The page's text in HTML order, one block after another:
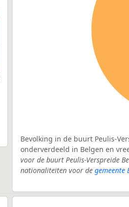
Bevolking in de buurt Peulis-
onderverdeeld in Belgen en
voor de buurt Peulis-Verspreide
nationaliteiten voor de gemeente